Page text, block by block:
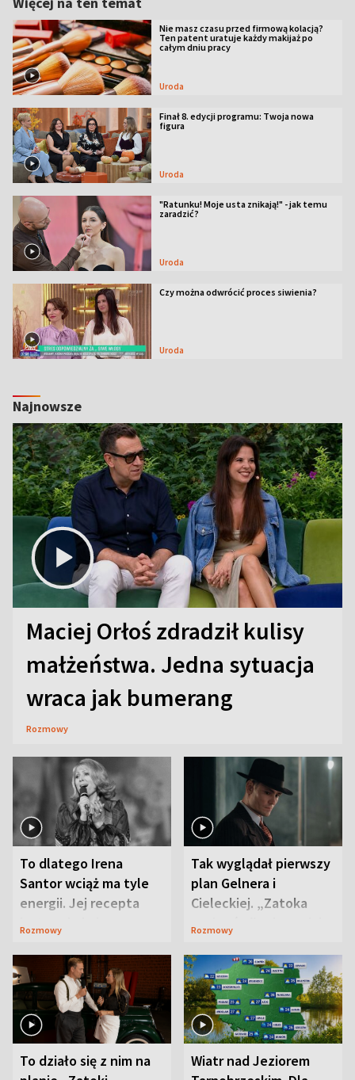
Nie masz czasu przed firmową kolacją?
Ten patent uratuje każdy makijaż po
całym dniu pracy
Uroda
Finał 8. edycji programu: Twoja nowa
figura
Uroda
"Ratunku! Moje usta znikają!" - jak temu
zaradzić?
Uroda
Czy można odwrócić proces siwienia?
Uroda
Najnowsze
Maciej Orłoś zdradził kulisy
małżeństwa. Jedna sytuacja
wraca jak bumerang
Rozmowy
To dlatego Irena
Santor wciąż ma tyle
energii. Jej recepta
jest zaskakująco
Rozmowy
Tak wyglądał pierwszy
plan Gelnera i
Cieleckiej. „Zatoka
szpiegów” od razu ich
Rozmowy
To działo się z nim na
Wiatr nad Jeziorem